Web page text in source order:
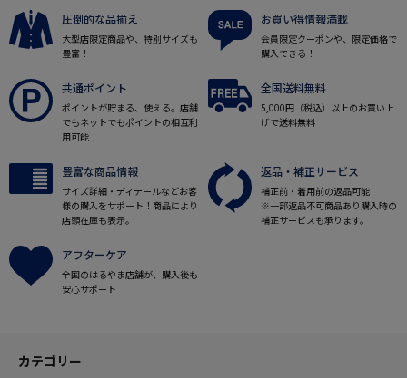
圧倒的な品揃え
大型店限定商品や、特別サイズも
豊富！
お買い得情報満載
会員限定クーポンや、限定価格で
購入できる！
共通ポイント
ポイントが貯まる、使える。店舗
でもネットでもポイントの相互利
用可能！
全国送料無料
5,000円（税込）以上のお買い上
げで送料無料
豊富な商品情報
サイズ詳細・ディテールなどお客
様の購入をサポート！商品により
店頭在庫も表示。
返品・補正サービス
補正前・着用前の返品可能
※一部返品不可商品あり購入時の
補正サービスも承ります。
アフターケア
全国のはるやま店舗が、購入後も
安心サポート
カテゴリー